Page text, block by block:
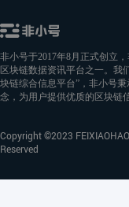
非小号于2017年8月正式创立
区块链数据资讯平台之一。我
块链综合信息平台”，非小号
念，为用户提供优质的区块链
Copyright ©2023
Reserved